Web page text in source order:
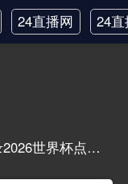
24直播网
中甲
24
韩
2026世界杯点球大战或刷新历史纪录2026世界杯点球大战或刷新历史纪录